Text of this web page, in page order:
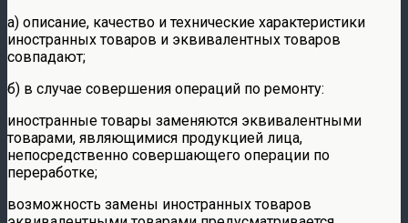
а) описание, качество и технические характеристики
иностранных товаров и эквивалентных товаров
совпадают;
б) в случае совершения операций по ремонту:
иностранные товары заменяются эквивалентными
товарами, являющимися продукцией лица,
непосредственно совершающего операции по
переработке;
возможность замены иностранных товаров